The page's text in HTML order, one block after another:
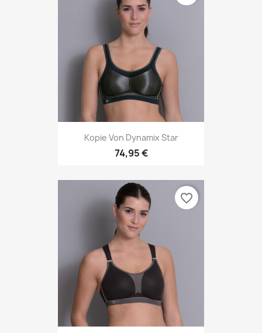
Kopie Von Dynamix Star
74,95 €
favorite_border